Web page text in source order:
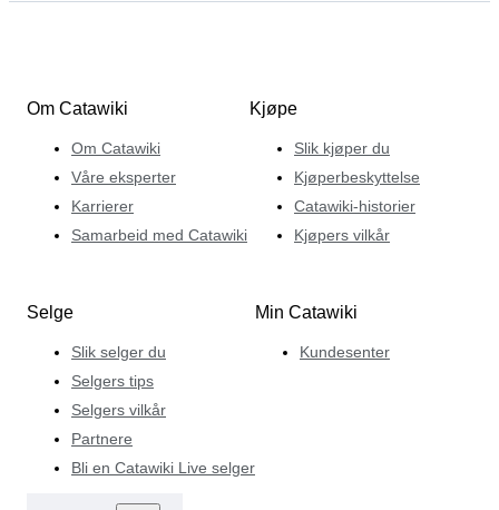
Om Catawiki
Om Catawiki
Våre eksperter
Karrierer
Samarbeid med Catawiki
Kjøpe
Slik kjøper du
Kjøperbeskyttelse
Catawiki-historier
Kjøpers vilkår
Selge
Slik selger du
Selgers tips
Selgers vilkår
Partnere
Bli en Catawiki Live selger
Min Catawiki
Kundesenter